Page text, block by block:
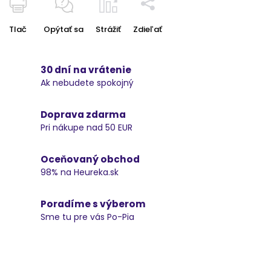
Tlač Opýtať sa Strážiť Zdieľať
30 dní na vrátenie
Ak nebudete spokojný
Doprava zdarma
Pri nákupe nad 50 EUR
Oceňovaný obchod
98% na Heureka.sk
Poradíme s výberom
Sme tu pre vás Po-Pia